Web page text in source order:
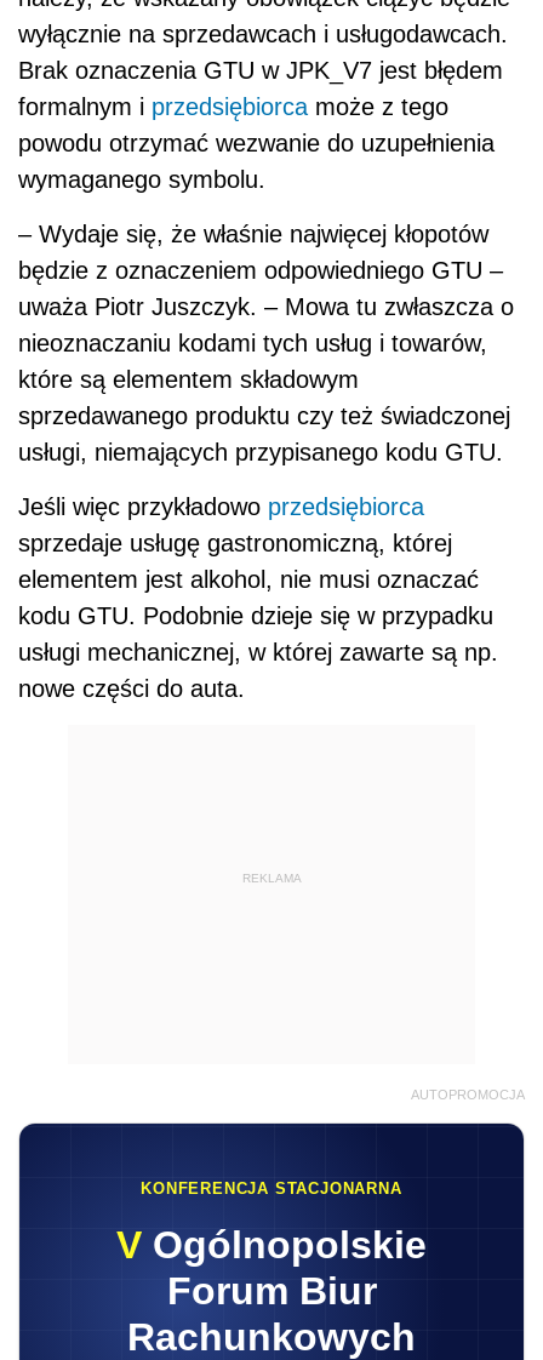
wyłącznie na sprzedawcach i usługodawcach.
Brak oznaczenia GTU w JPK_V7 jest błędem
formalnym i przedsiębiorca może z tego
powodu otrzymać wezwanie do uzupełnienia
wymaganego symbolu.
– Wydaje się, że właśnie najwięcej kłopotów
będzie z oznaczeniem odpowiedniego GTU –
uważa Piotr Juszczyk. – Mowa tu zwłaszcza o
nieoznaczaniu kodami tych usług i towarów,
które są elementem składowym
sprzedawanego produktu czy też świadczonej
usługi, niemających przypisanego kodu GTU.
Jeśli więc przykładowo przedsiębiorca
sprzedaje usługę gastronomiczną, której
elementem jest alkohol, nie musi oznaczać
kodu GTU. Podobnie dzieje się w przypadku
usługi mechanicznej, w której zawarte są np.
nowe części do auta.
REKLAMA
AUTOPROMOCJA
KONFERENCJA STACJONARNA
V Ogólnopolskie
Forum Biur
Rachunkowych